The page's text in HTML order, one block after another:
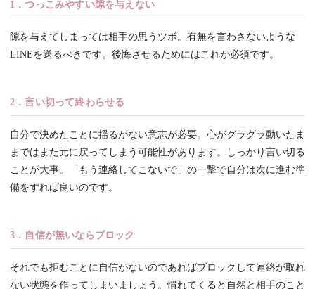
1．つっこみやすい隙を与えない
隙を与えてしまっては相手の思うツボ。有無を言わさないような
LINEを送るべきです。後悔させるためにはこれが必須です。
2．言い切って終わらせる
自分で決めたことに揺るがない意志が必要。心がグラグラ動いたま
まではまた元に戻ってしまう可能性があります。しっかり言い切る
ことが大事。「もう連絡してこないで」の一撃で自分は次に進む準
備をすれば良いのです。
3．自信が無いならブロック
それでも拒むことに自信がないのであればブロックして連絡が取れ
ない状態を作ってしまいましょう。慣れてくると自然と相手のこと